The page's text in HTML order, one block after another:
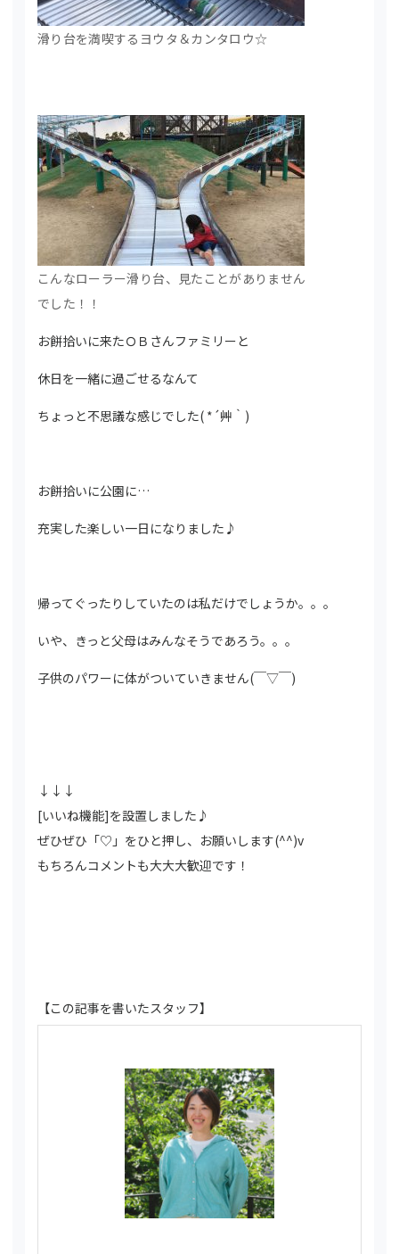
滑り台を満喫するヨウタ＆カンタロウ☆
こんなローラー滑り台、見たことがありません
でした！！
お餅拾いに来たＯＢさんファミリーと
休日を一緒に過ごせるなんて
ちょっと不思議な感じでした( *´艸｀)
お餅拾いに公園に…
充実した楽しい一日になりました♪
帰ってぐったりしていたのは私だけでしょうか。。。
いや、きっと父母はみんなそうであろう。。。
子供のパワーに体がついていきません(￣▽￣)
↓↓↓
[いいね機能]を設置しました♪
ぜひぜひ「♡」をひと押し、お願いします(^^)v
もちろんコメントも大大大歓迎です！
【この記事を書いたスタッフ】